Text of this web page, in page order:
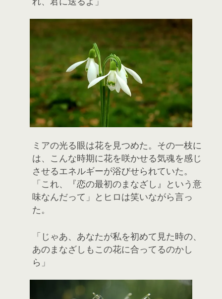
ミアの光る眼は花を見つめた。その一枝に
は、こんな時期に花を咲かせる気魂を感じ
させるエネルギーが浴びせられていた。
「これ、『恋の最初のまなざし』という意
味なんだって」とヒロは笑いながら言っ
た。
「じゃあ、あなたが私を初めて見た時の、
あのまなざしもこの花に合ってるのかし
ら」